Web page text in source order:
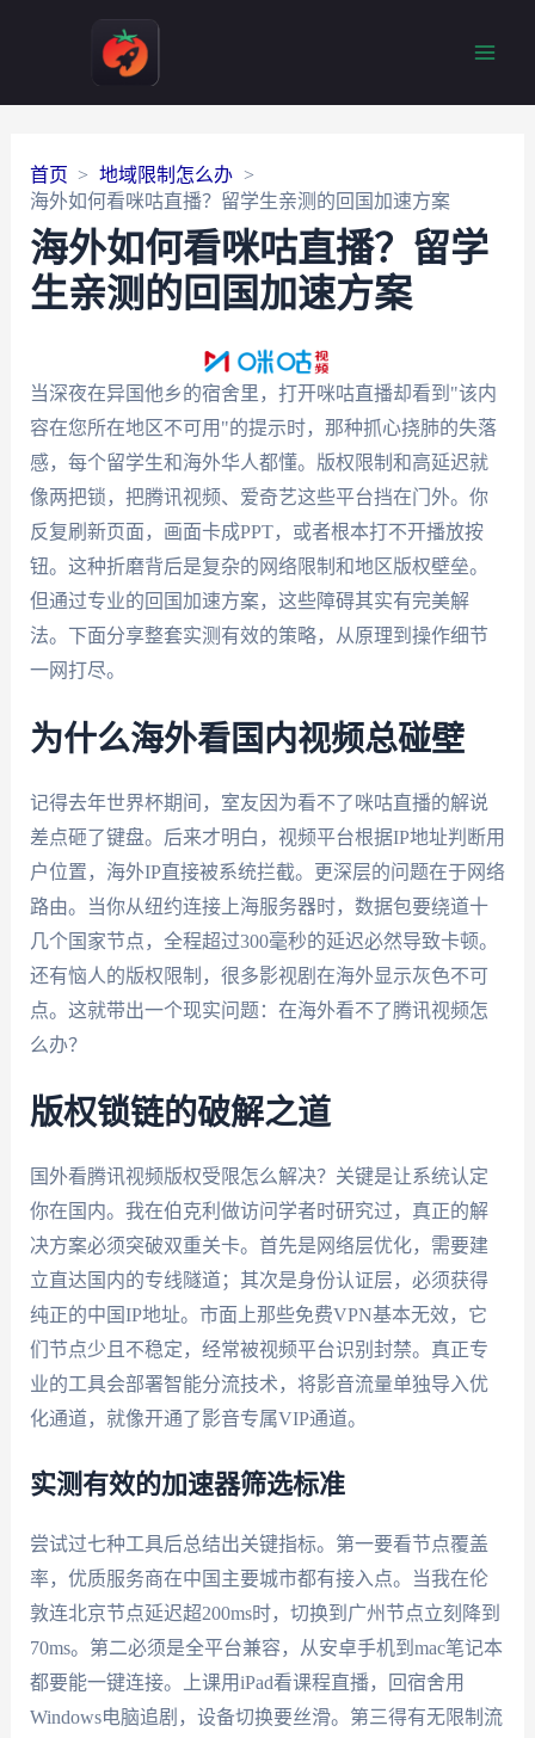
首页
地域限制怎么办
海外如何看咪咕直播？留学生亲测的回国加速方案
海外如何看咪咕直播？留学
生亲测的回国加速方案
当深夜在异国他乡的宿舍里，打开咪咕直播却看到"该内
容在您所在地区不可用"的提示时，那种抓心挠肺的失落
感，每个留学生和海外华人都懂。版权限制和高延迟就
像两把锁，把腾讯视频、爱奇艺这些平台挡在门外。你
反复刷新页面，画面卡成PPT，或者根本打不开播放按
钮。这种折磨背后是复杂的网络限制和地区版权壁垒。
但通过专业的回国加速方案，这些障碍其实有完美解
法。下面分享整套实测有效的策略，从原理到操作细节
一网打尽。
为什么海外看国内视频总碰壁
记得去年世界杯期间，室友因为看不了咪咕直播的解说
差点砸了键盘。后来才明白，视频平台根据IP地址判断用
户位置，海外IP直接被系统拦截。更深层的问题在于网络
路由。当你从纽约连接上海服务器时，数据包要绕道十
几个国家节点，全程超过300毫秒的延迟必然导致卡顿。
还有恼人的版权限制，很多影视剧在海外显示灰色不可
点。这就带出一个现实问题：在海外看不了腾讯视频怎
么办？
版权锁链的破解之道
国外看腾讯视频版权受限怎么解决？关键是让系统认定
你在国内。我在伯克利做访问学者时研究过，真正的解
决方案必须突破双重关卡。首先是网络层优化，需要建
立直达国内的专线隧道；其次是身份认证层，必须获得
纯正的中国IP地址。市面上那些免费VPN基本无效，它
们节点少且不稳定，经常被视频平台识别封禁。真正专
业的工具会部署智能分流技术，将影音流量单独导入优
化通道，就像开通了影音专属VIP通道。
实测有效的加速器筛选标准
尝试过七种工具后总结出关键指标。第一要看节点覆盖
率，优质服务商在中国主要城市都有接入点。当我在伦
敦连北京节点延迟超200ms时，切换到广州节点立刻降到
70ms。第二必须是全平台兼容，从安卓手机到mac笔记本
都要能一键连接。上课用iPad看课程直播，回宿舍用
Windows电脑追剧，设备切换要丝滑。第三得有无限制流